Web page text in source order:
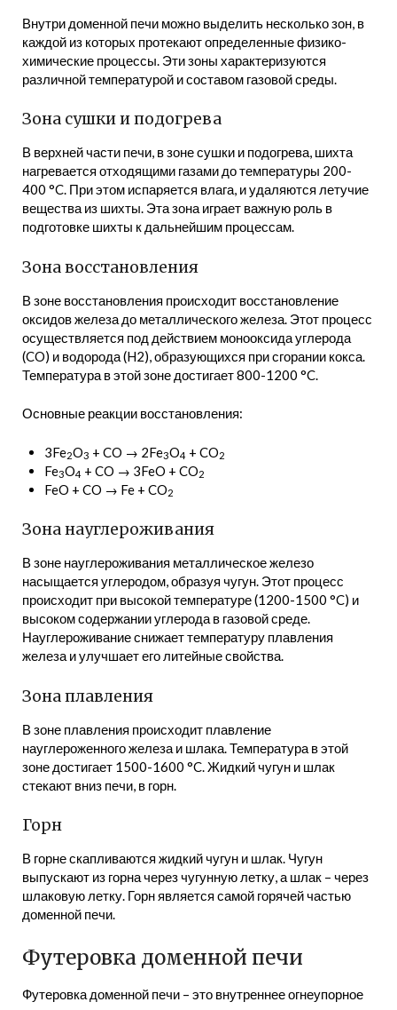
Внутри доменной печи можно выделить несколько зон, в
каждой из которых протекают определенные физико-
химические процессы. Эти зоны характеризуются
различной температурой и составом газовой среды.
Зона сушки и подогрева
В верхней части печи, в зоне сушки и подогрева, шихта
нагревается отходящими газами до температуры 200-
400 °C. При этом испаряется влага, и удаляются летучие
вещества из шихты. Эта зона играет важную роль в
подготовке шихты к дальнейшим процессам.
Зона восстановления
В зоне восстановления происходит восстановление
оксидов железа до металлического железа. Этот процесс
осуществляется под действием монооксида углерода
(CO) и водорода (H2), образующихся при сгорании кокса.
Температура в этой зоне достигает 800-1200 °C.
Основные реакции восстановления:
3Fe2O3 + CO → 2Fe3O4 + CO2
Fe3O4 + CO → 3FeO + CO2
FeO + CO → Fe + CO2
Зона науглероживания
В зоне науглероживания металлическое железо
насыщается углеродом, образуя чугун. Этот процесс
происходит при высокой температуре (1200-1500 °C) и
высоком содержании углерода в газовой среде.
Науглероживание снижает температуру плавления
железа и улучшает его литейные свойства.
Зона плавления
В зоне плавления происходит плавление
науглероженного железа и шлака. Температура в этой
зоне достигает 1500-1600 °C. Жидкий чугун и шлак
стекают вниз печи, в горн.
Горн
В горне скапливаются жидкий чугун и шлак. Чугун
выпускают из горна через чугунную летку, а шлак – через
шлаковую летку. Горн является самой горячей частью
доменной печи.
Футеровка доменной печи
Футеровка доменной печи – это внутреннее огнеупорное